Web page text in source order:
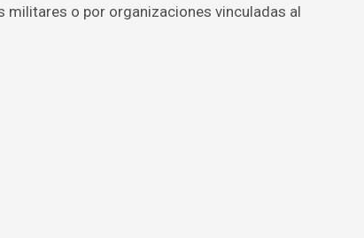
o por organizaciones vinculadas al